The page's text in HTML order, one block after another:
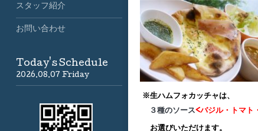
※生ハムフォカッチャは、
３種のソース<バジル・トマト
お選びいただけます。
スタッフ紹介
お問い合わせ
Today's Schedule
2026.08.07 Friday